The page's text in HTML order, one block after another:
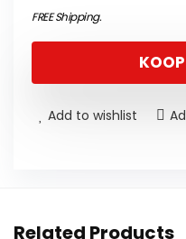
FREE Shipping.
Add to wishlist
Related Products